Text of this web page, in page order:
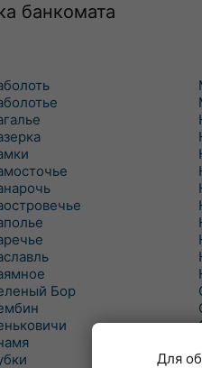
банкомата
Бор
Для